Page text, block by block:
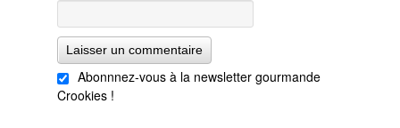
Abonnnez-vous à la newsletter gourmande
Crookies !